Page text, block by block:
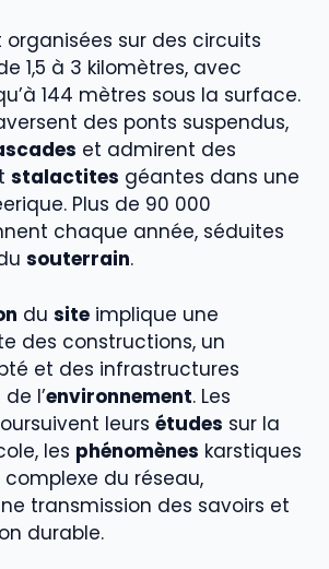
organisées sur des circuits
1,5 à 3 kilomètres, avec
144 mètres sous la surface.
des ponts suspendus,
et admirent des
stalactites géantes dans une
Plus de 90 000
chaque année, séduites
souterrain.
du site implique une
des constructions, un
et des infrastructures
l’environnement. Les
leurs études sur la
les phénomènes karstiques
complexe du réseau,
transmission des savoirs et
durable.